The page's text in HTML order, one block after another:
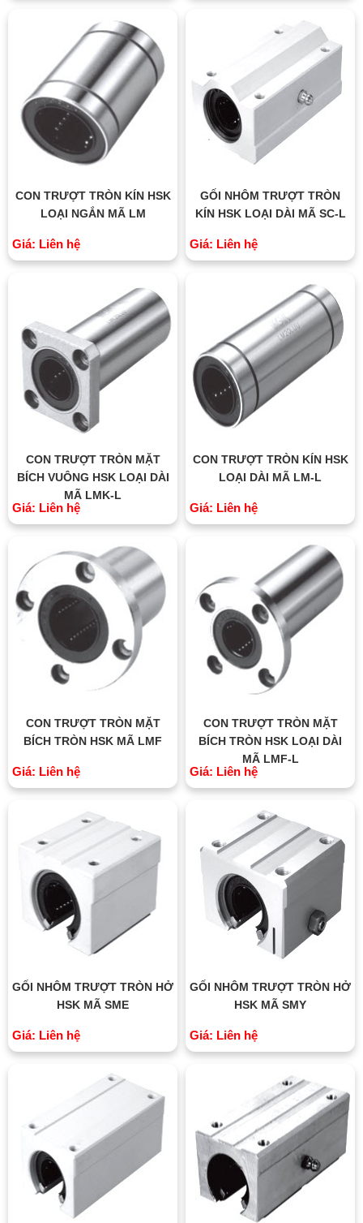
CON TRƯỢT TRÒN KÍN HSK
LOẠI NGẮN MÃ LM
Giá: Liên hệ
GỐI NHÔM TRƯỢT TRÒN
KÍN HSK LOẠI DÀI MÃ SC-L
Giá: Liên hệ
CON TRƯỢT TRÒN MẶT
BÍCH VUÔNG HSK LOẠI DÀI
MÃ LMK-L
Giá: Liên hệ
CON TRƯỢT TRÒN KÍN HSK
LOẠI DÀI MÃ LM-L
Giá: Liên hệ
CON TRƯỢT TRÒN MẶT
BÍCH TRÒN HSK MÃ LMF
Giá: Liên hệ
CON TRƯỢT TRÒN MẶT
BÍCH TRÒN HSK LOẠI DÀI
MÃ LMF-L
Giá: Liên hệ
GỐI NHÔM TRƯỢT TRÒN HỞ
HSK MÃ SME
Giá: Liên hệ
GỐI NHÔM TRƯỢT TRÒN HỞ
HSK MÃ SMY
Giá: Liên hệ